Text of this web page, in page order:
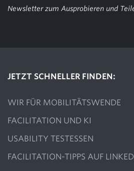
Newsletter zum Ausprobieren und
JETZT SCHNELLER FINDEN:
WIR FÜR MOBILITÄTSWENDE
FACILITATION UND KI
USABILITY TESTESSEN
FACILITATION-TIPPS AUF